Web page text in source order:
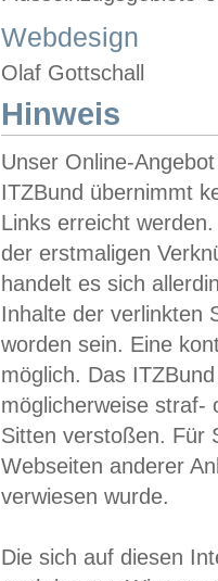
Webdesign
Olaf Gottschall
Hinweis
Unser Online-
ITZBund übernimmt
Links erreicht
der erstmaligen
handelt es sich
Inhalte der verlinkten
worden sein. Eine
möglich. Das
möglicherweise straf-
Sitten verstoßen. Für
Webseiten anderer
verwiesen wurde.
Die sich auf diesen